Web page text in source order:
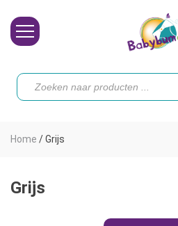
Toebehoren
Koopjes
Producten
zoeken
Home /Grijs
Grijs